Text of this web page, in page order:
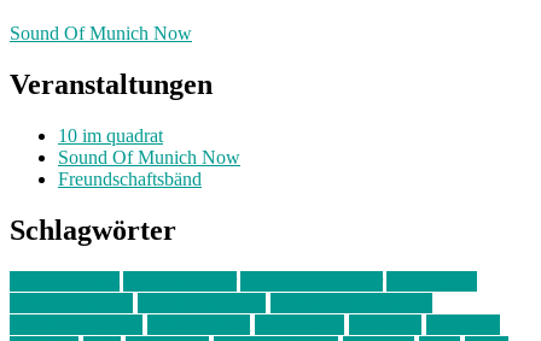
Sound Of Munich Now
Veranstaltungen
10 im quadrat
Sound Of Munich Now
Freundschaftsbänd
Schlagwörter